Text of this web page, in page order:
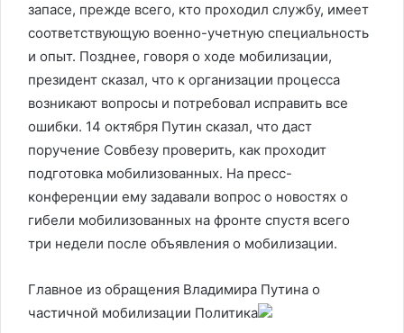
запасе, прежде всего, кто проходил службу, имеет
соответствующую военно-учетную специальность
и опыт. Позднее, говоря о ходе мобилизации,
президент сказал, что к организации процесса
возникают вопросы и потребовал исправить все
ошибки. 14 октября Путин сказал, что даст
поручение Совбезу проверить, как проходит
подготовка мобилизованных. На пресс-
конференции ему задавали вопрос о новостях о
гибели мобилизованных на фронте спустя всего
три недели после объявления о мобилизации.
Главное из обращения Владимира Путина о
частичной мобилизации Политика